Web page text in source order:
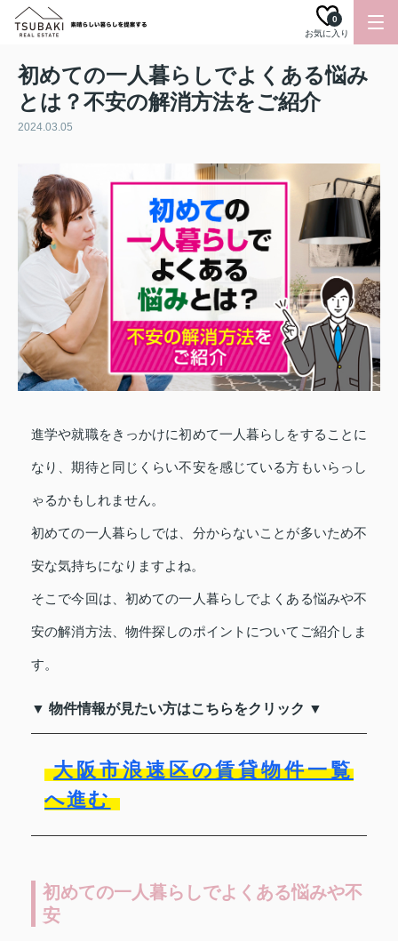
お気に入り
0
初めての一人暮らしでよくある悩み
とは？不安の解消方法をご紹介
2024.03.05
進学や就職をきっかけに初めて一人暮らしをすることに
なり、期待と同じくらい不安を感じている方もいらっし
ゃるかもしれません。
初めての一人暮らしでは、分からないことが多いため不
安な気持ちになりますよね。
そこで今回は、初めての一人暮らしでよくある悩みや不
安の解消方法、物件探しのポイントについてご紹介しま
す。
▼ 物件情報が見たい方はこちらをクリック ▼
大阪市浪速区の賃貸物件一覧
へ進む
初めての一人暮らしでよくある悩みや不
安